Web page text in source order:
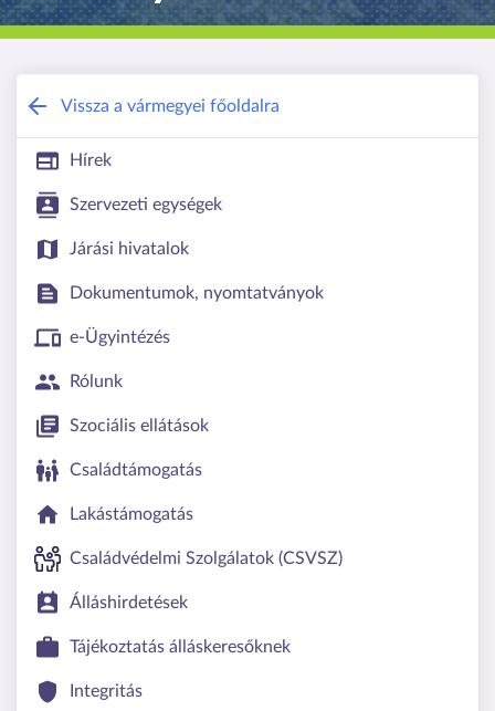
Pest Vármegyei Kormányhivatal
Vissza a vármegyei főoldalra
Hírek
Szervezeti egységek
Járási hivatalok
Dokumentumok, nyomtatványok
e-Ügyintézés
Rólunk
Szociális ellátások
Családtámogatás
Lakástámogatás
Családvédelmi Szolgálatok (CSVSZ)
Álláshirdetések
Tájékoztatás álláskeresőknek
Integritás